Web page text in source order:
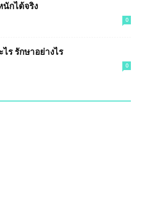
กได้จริง
0
ร รักษาอย่างไร
0